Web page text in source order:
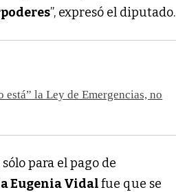
”, expresó el diputado.
está” la Ley de Emergencias, no
para el pago de
Eugenia Vidalfue que se